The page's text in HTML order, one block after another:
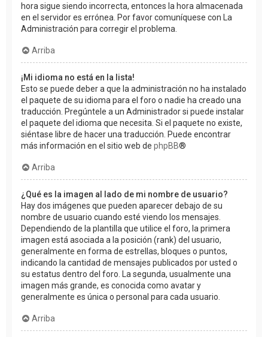
hora sigue siendo incorrecta, entonces la hora almacenada
en el servidor es errónea. Por favor comuníquese con La
Administración para corregir el problema.
Arriba
¡Mi idioma no está en la lista!
Esto se puede deber a que la administración no ha instalado
el paquete de su idioma para el foro o nadie ha creado una
traducción. Pregúntele a un Administrador si puede instalar
el paquete del idioma que necesita. Si el paquete no existe,
siéntase libre de hacer una traducción. Puede encontrar
más información en el sitio web de phpBB®
Arriba
¿Qué es la imagen al lado de mi nombre de usuario?
Hay dos imágenes que pueden aparecer debajo de su
nombre de usuario cuando esté viendo los mensajes.
Dependiendo de la plantilla que utilice el foro, la primera
imagen está asociada a la posición (rank) del usuario,
generalmente en forma de estrellas, bloques o puntos,
indicando la cantidad de mensajes publicados por usted o
su estatus dentro del foro. La segunda, usualmente una
imagen más grande, es conocida como avatar y
generalmente es única o personal para cada usuario.
Arriba